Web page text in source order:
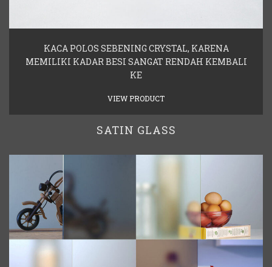
KACA POLOS SEBENING CRYSTAL, KARENA
MEMILIKI KADAR BESI SANGAT RENDAH KEMBALI
KE
VIEW PRODUCT
SATIN GLASS